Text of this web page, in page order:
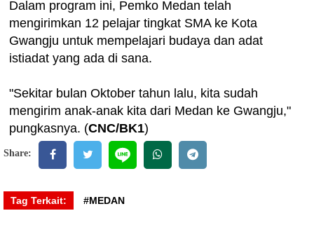
Dalam program ini, Pemko Medan telah
mengirimkan 12 pelajar tingkat SMA ke Kota
Gwangju untuk mempelajari budaya dan adat
istiadat yang ada di sana.
"Sekitar bulan Oktober tahun lalu, kita sudah
mengirim anak-anak kita dari Medan ke Gwangju,"
pungkasnya. (CNC/BK1)
Share:
Tag Terkait: #MEDAN